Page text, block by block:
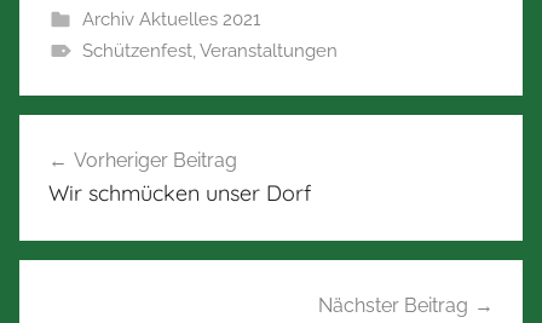
Archiv Aktuelles 2021
Schützenfest, Veranstaltungen
Vorheriger Beitrag
Wir schmücken unser Dorf
Nächster Beitrag